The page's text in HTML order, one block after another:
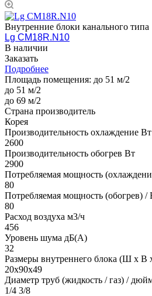
Внутренние блоки канального типа
Lg CM18R.N10
В наличии
Заказать
Подробнее
Площадь помещения: до 51 м/2
до 51 м/2
до 69 м/2
Страна производитель
Корея
Производительность охлаждение Вт
2600
Производительность обогрев Вт
2900
Потребляемая мощность
80
Потребляемая мощность (обогрев) /
80
Расход воздуха м3/ч
456
Уровень шума дБ(А)
32
Размеры внутреннего блока (Ш х В
20x90x49
Диаметр труб (жидкость / газ) /
1/4 3/8